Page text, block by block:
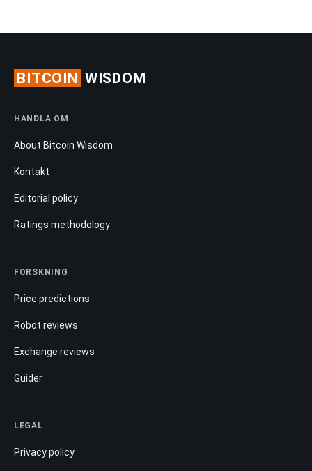
BITCOIN WISDOM
HANDLA OM
About Bitcoin Wisdom
Kontakt
Editorial policy
Ratings methodology
FORSKNING
Price predictions
Robot reviews
Exchange reviews
Guider
LEGAL
Privacy policy